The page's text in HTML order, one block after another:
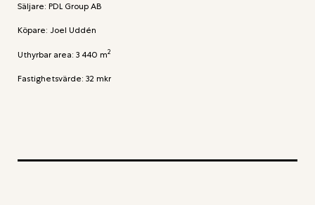
Säljare: PDL Group AB
Köpare: Joel Uddén
Uthyrbar area: 3 440 m2
Fastighetsvärde: 32 mkr